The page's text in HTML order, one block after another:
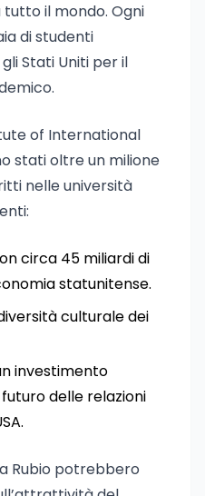
il mondo. Ogni
di studenti
Stati Uniti per il
of International
stati oltre un milione
nelle università
circa 45 miliardi di
statunitense.
culturale dei
investimento
delle relazioni
Rubio potrebbero